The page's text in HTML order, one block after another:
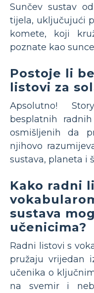
Sunčev sustav
tijela, uključujući
komete, koji
poznate kao
Postoje li
listovi za
Apsolutno!
besplatnih
osmišljenih da
njihovo
sustava, planeta i
Kako radni
sustava
učenicima?
Radni listovi s
pružaju vrijedan
učenika o
na svemir i